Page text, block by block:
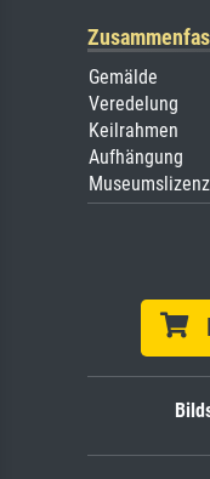
Gemälde
Veredelung
Keilrahmen
Aufhängung
Museumslizenz